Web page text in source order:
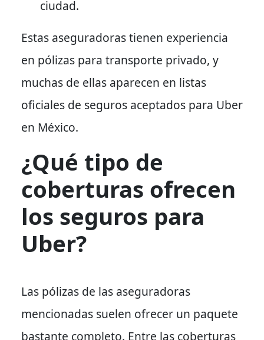
ciudad.
Estas aseguradoras tienen experiencia
en pólizas para transporte privado, y
muchas de ellas aparecen en listas
oficiales de seguros aceptados para Uber
en México.
¿Qué tipo de
coberturas ofrecen
los seguros para
Uber?
Las pólizas de las aseguradoras
mencionadas suelen ofrecer un paquete
bastante completo. Entre las coberturas